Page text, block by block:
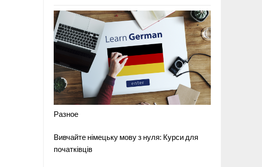
Разное
Вивчайте німецьку мову з нуля: Курси для
початківців